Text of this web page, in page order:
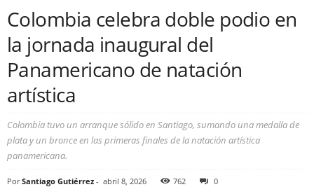
Colombia celebra doble podio en
la jornada inaugural del
Panamericano de natación
artística
Colombia tuvo un arranque sólido en Santiago, sumando una medalla de
plata y un bronce en las primeras finales de la natación artística
panamericana.
Por Santiago Gutiérrez - abril 8, 2026 762 0